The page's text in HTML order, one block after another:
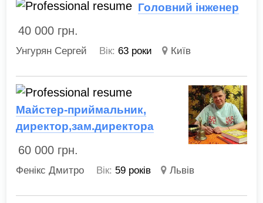
Головний інженер
40 000 грн.
Унгурян Сергей Вік: 63 роки Київ
Майстер-приймальник,
директор,зам.директора
60 000 грн.
Фенікс Дмитро Вік: 59 років Львів